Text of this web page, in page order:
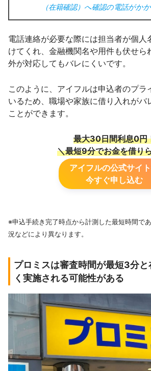
（在籍確認）へ確認の電話がか
電話連絡が必要な際には担当者が個人
けてくれ、金融機関名や用件も伏せら
外が対応してもバレにくいです。
このように、アイフルは申込者のプラ
いるため、職場や家族に借り入れがバ
ことができます。
最大30日間利息0円
＼最短9分でお金を借り
アイフルの公式サイ
今すぐ申し込む
※申込手続き完了時点から計測した最短時間で
況などにより異なります。
プロミスは審査時間が最短3分
く実施される可能性がある